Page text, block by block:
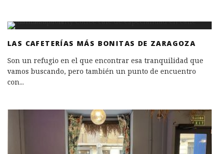
LAS CAFETERÍAS MÁS BONITAS DE ZARAGOZA
Son un refugio en el que encontrar esa tranquilidad que
vamos buscando, pero también un punto de encuentro
con...